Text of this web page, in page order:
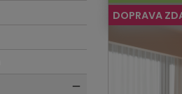
DOPRAVA